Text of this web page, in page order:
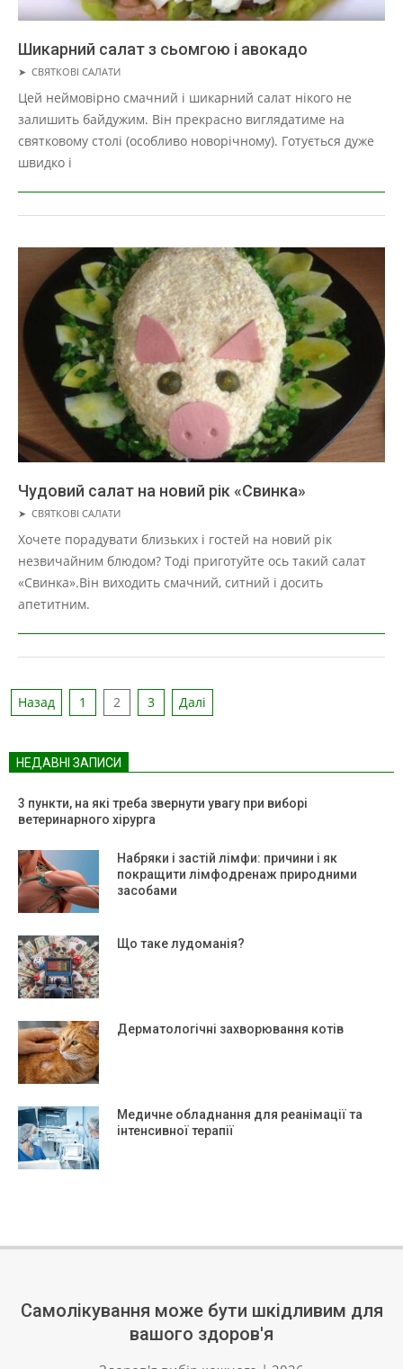
Шикарний салат з сьомгою і авокадо
2019-
05-
01
➤ СВЯТКОВІ САЛАТИ
Цей неймовірно смачний і шикарний салат нікого не
залишить байдужим. Він прекрасно виглядатиме на
святковому столі (особливо новорічному). Готується дуже
швидко і
Чудовий салат на новий рік «Свинка»
2019-
05-
01
➤ СВЯТКОВІ САЛАТИ
Хочете порадувати близьких і гостей на новий рік
незвичайним блюдом? Тоді приготуйте ось такий салат
«Свинка».Він виходить смачний, ситний і досить
апетитним.
Пагінація
Назад 1 2 3 Далі
НЕДАВНІ ЗАПИСИ
3 пункти, на які треба звернути увагу при виборі
ветеринарного хірурга
Набряки і застій лімфи: причини і як
покращити лімфодренаж природними
засобами
Що таке лудоманія?
Дерматологічні захворювання котів
Медичне обладнання для реанімації та
інтенсивної терапії
Самолікування може бути шкідливим для
вашого здоров'я